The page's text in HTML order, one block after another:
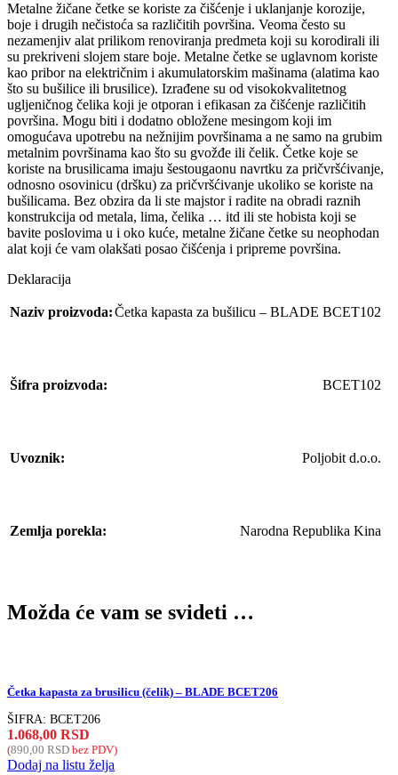
Metalne žičane četke se koriste za čišćenje i uklanjanje korozije,
boje i drugih nečistoća sa različitih površina. Veoma često su
nezamenjiv alat prilikom renoviranja predmeta koji su korodirali ili
su prekriveni slojem stare boje. Metalne četke se uglavnom koriste
kao pribor na električnim i akumulatorskim mašinama (alatima kao
što su bušilice ili brusilice). Izrađene su od visokokvalitetnog
ugljeničnog čelika koji je otporan i efikasan za čišćenje različitih
površina. Mogu biti i dodatno obložene mesingom koji im
omogućava upotrebu na nežnijim površinama a ne samo na grubim
metalnim površinama kao što su gvožđe ili čelik. Četke koje se
koriste na brusilicama imaju šestougaonu navrtku za pričvršćivanje,
odnosno osovinicu (dršku) za pričvršćivanje ukoliko se koriste na
bušilicama. Bez obzira da li ste majstor i radite na obradi raznih
konstrukcija od metala, lima, čelika … itd ili ste hobista koji se
bavite poslovima u i oko kuće, metalne žičane četke su neophodan
alat koji će vam olakšati posao čišćenja i pripreme površina.
Deklaracija
Naziv proizvoda:Četka kapasta za bušilicu – BLADE BCET102
Šifra proizvoda: BCET102
Uvoznik: Poljobit d.o.o.
Zemlja porekla: Narodna Republika Kina
Možda će vam se svideti …
Četka kapasta za brusilicu (čelik) – BLADE BCET206
ŠIFRA: BCET206
1.068,00 RSD
(890,00 RSD bez PDV)
Dodaj na listu želja